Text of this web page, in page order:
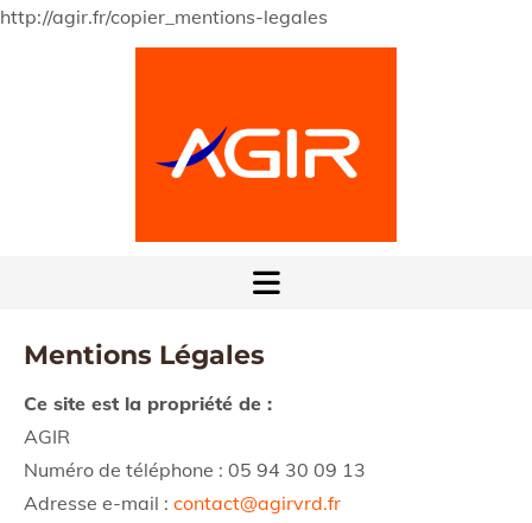
http://agir.fr/copier_mentions-legales
Mentions Légales
Ce site est la propriété de :
AGIR
Numéro de téléphone : 05 94 30 09 13
Adresse e-mail : contact@agirvrd.fr